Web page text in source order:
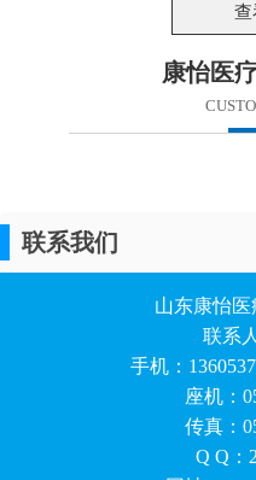
查
康怡医
联系我们
山东康怡医
联系
手机：
座机：
传真：
Q Q：